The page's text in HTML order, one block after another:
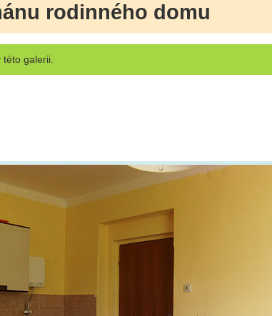
rodinného domu
galerii.